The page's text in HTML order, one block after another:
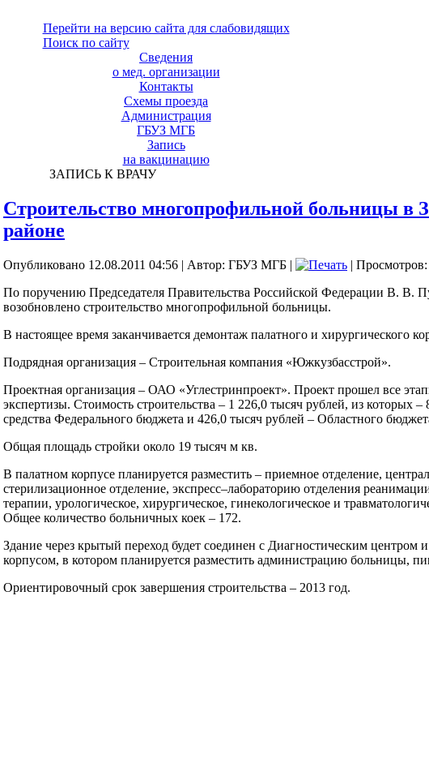
Перейти на версию сайта для слабовидящих
Поиск по сайту
Сведения
о мед. организации
Контакты
Схемы проезда
Администрация
ГБУЗ МГБ
Запись
на вакцинацию
ЗАПИСЬ К ВРАЧУ
Строительство многопрофильной больницы в
районе
Опубликовано 12.08.2011 04:56 | Автор: ГБУЗ МГБ |
|
По поручению Председателя Правительства Российской Федерации В. В.
возобновлено строительство многопрофильной больницы.
В настоящее время заканчивается демонтаж палатного и хирургического
Подрядная организация – Строительная компания «Южкузбасстрой».
Проектная организация – ОАО «Углестринпроект». Проект прошел все
экспертизы. Стоимость строительства – 1 226,0 тысяч рублей, из которых –
средства Федерального бюджета и 426,0 тысяч рублей – Областного
Общая площадь стройки около 19 тысяч м кв.
В палатном корпусе планируется разместить – приемное отделение,
стерилизационное отделение, экспресс–лабораторию отделения
терапии, урологическое, хирургическое, гинекологическое и
Общее количество больничных коек – 172.
Здание через крытый переход будет соединен с Диагностичеcким
корпусом, в котором планируется разместить администрацию больницы,
Ориентировочный срок завершения строительства – 2013 год.